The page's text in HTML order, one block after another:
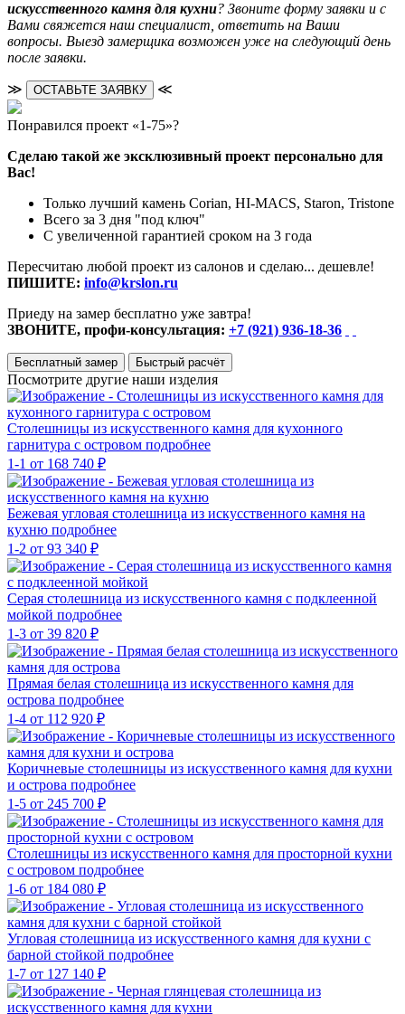
искусственного камня для кухни? Звоните форму заявки и с
Вами свяжется наш специалист, ответить на Ваши
вопросы. Выезд замерщика возможен уже на следующий день
после заявки.
≫ ОСТАВЬТЕ ЗАЯВКУ ≪
Понравился проект «1-75»?
Сделаю такой же эксклюзивный проект персонально для
Вас!
Только лучший камень Corian, HI-MACS, Staron, Tristone
Всего за 3 дня "под ключ"
С увеличенной гарантией сроком на 3 года
Пересчитаю любой проект из салонов и сделаю... дешевле!
ПИШИТЕ: info@krslon.ru
Приеду на замер бесплатно уже завтра!
ЗВОНИТЕ, профи-консультация: +7 (921) 936-18-36
Бесплатный замер Быстрый расчёт
Посмотрите другие наши изделия
Столешницы из искусственного камня для кухонного
гарнитура с островом подробнее
1-1 от 168 740 ₽
Бежевая угловая столешница из искусственного камня на
кухню подробнее
1-2 от 93 340 ₽
Серая столешница из искусственного камня с подклеенной
мойкой подробнее
1-3 от 39 820 ₽
Прямая белая столешница из искусственного камня для
острова подробнее
1-4 от 112 920 ₽
Коричневые столешницы из искусственного камня для кухни
и острова подробнее
1-5 от 245 700 ₽
Столешницы из искусственного камня для просторной кухни
с островом подробнее
1-6 от 184 080 ₽
Угловая столешница из искусственного камня для кухни с
барной стойкой подробнее
1-7 от 127 140 ₽